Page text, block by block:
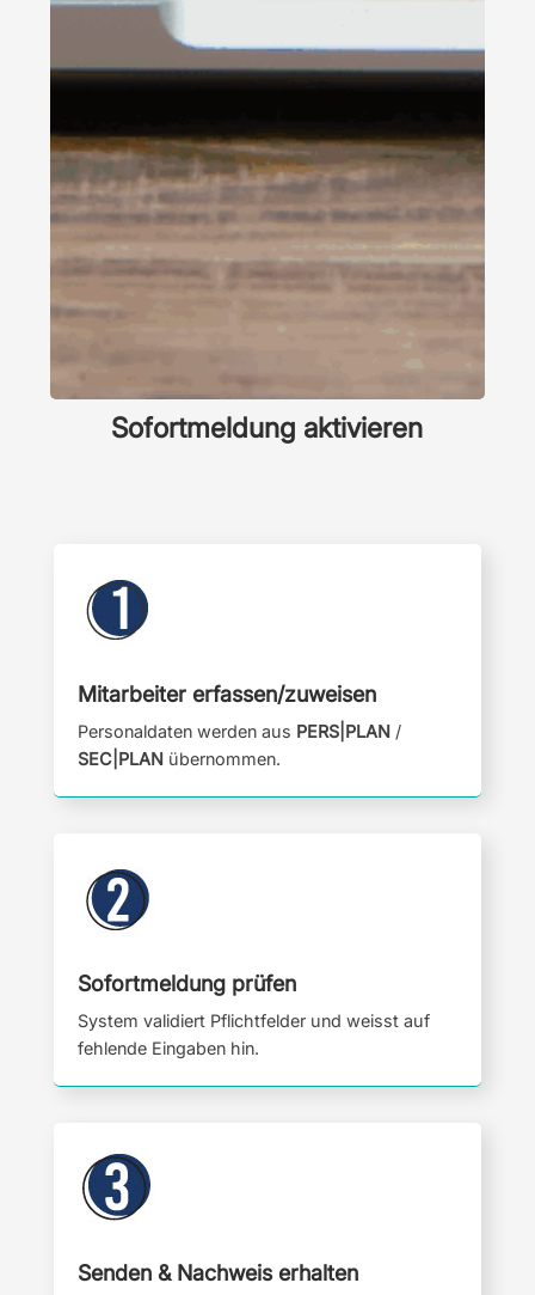
Sofortmeldung aktivieren
Mitarbeiter erfassen/zuweisen
Personaldaten werden aus PERS|PLAN/
SEC|PLANübernommen.
Sofortmeldung prüfen
System validiert Pflichtfelder und weisst auf
fehlende Eingaben hin.
Senden & Nachweis erhalten